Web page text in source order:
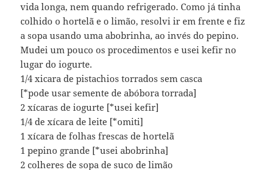
vida longa, nem quando refrigerado. Como já tinha
colhido o hortelã e o limão, resolvi ir em frente e fiz
a sopa usando uma abobrinha, ao invés do pepino.
Mudei um pouco os procedimentos e usei kefir no
lugar do iogurte.
1/4 xicara de pistachios torrados sem casca
[*pode usar semente de abóbora torrada]
2 xícaras de iogurte [*usei kefir]
1/4 de xícara de leite [*omiti]
1 xícara de folhas frescas de hortelã
1 pepino grande [*usei abobrinha]
2 colheres de sopa de suco de limão